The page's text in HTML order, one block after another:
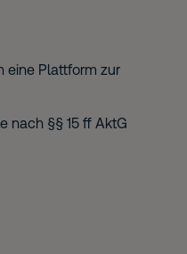
eine Plattform zur
nach §§ 15 ff AktG